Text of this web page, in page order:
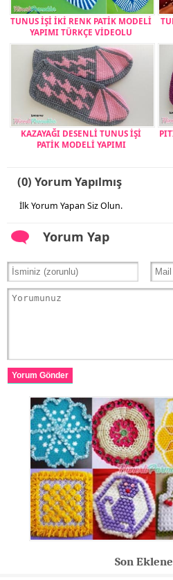
TUNUS İŞİ İKİ RENK PATİK MODELİ
YAPIMI TÜRKÇE VİDEOLU
KAZAYAĞI DESENLİ TUNUS İŞİ
PATİK MODELİ YAPIMI
(0) Yorum Yapılmış
İlk Yorum Yapan Siz Olun.
Yorum Yap
Yorum Gönder
Son